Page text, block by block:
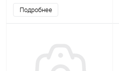
Подробнее